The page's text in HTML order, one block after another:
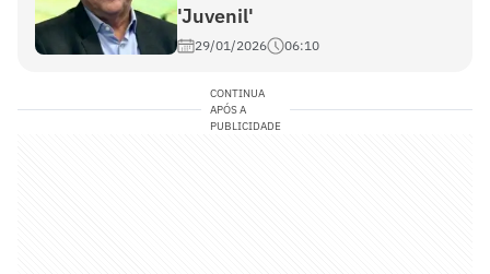
'Juvenil'
29/01/2026 06:10
CONTINUA
APÓS A
PUBLICIDADE